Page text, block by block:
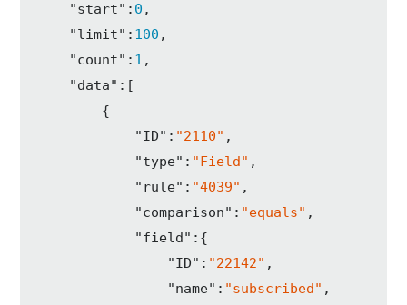
"start" : 0 ,
"limit" : 100 ,
"count" : 1 ,
"data" :[
        {
"ID" : "2110" ,
"type" : "Field" ,
"rule" : "4039" ,
"comparison" : "equals" ,
"field" :{
"ID" : "22142" ,
"name" : "subscribed" ,